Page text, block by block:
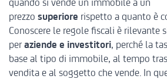
quando si vende un immobile a un
prezzo superiore rispetto a quanto è
Conoscere le regole fiscali è rilevante
per aziende e investitori, perché la
base al tipo di immobile, al tempo
vendita e al soggetto che vende. In